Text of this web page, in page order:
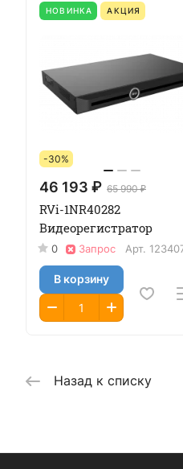
НОВИНКА АКЦИЯ
-30%
46 193 ₽ 65 990 ₽
RVi-1NR40282
Видеорегистратор
0 Запрос Арт.
В корзину
Назад к списку